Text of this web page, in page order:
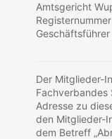
Amtsgericht
Der Mitglieder-
Fachverbandes
Adresse zu
den Mitglieder-
dem Betreff